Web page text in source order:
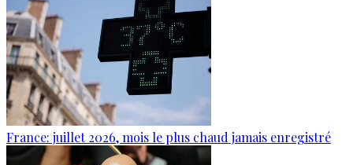
France: juillet 2026, mois le plus chaud jamais enregistré